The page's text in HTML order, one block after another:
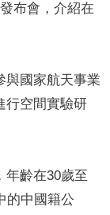
布會，介紹在
與國家航天事業
行空間實驗研
年齡在30歲至
的中國籍公